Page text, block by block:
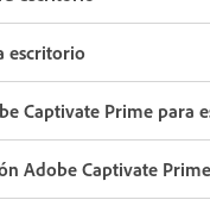
escritorio
Captivate Prime para
Adobe Captivate